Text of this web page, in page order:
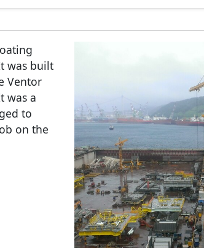
was built
Ventor
was a
to
on the